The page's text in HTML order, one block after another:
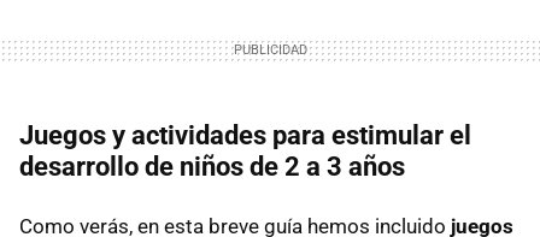
Juegos y actividades para estimular el
desarrollo de niños de 2 a 3 años
Como verás, en esta breve guía hemos incluido juegos